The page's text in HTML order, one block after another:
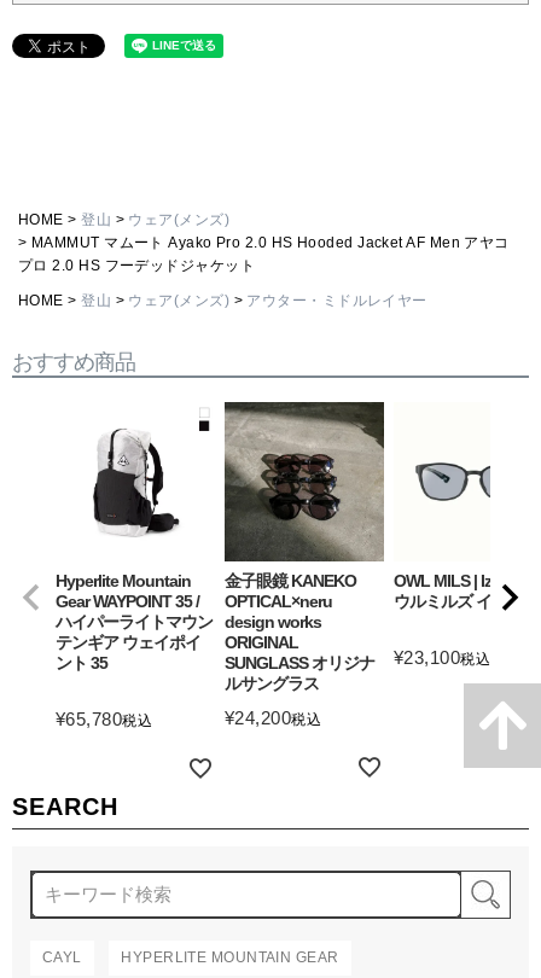
SEARCH
CAYL HYPERLITE MOUNTAIN GEAR
HOME 登山
ウェア(メンズ)
MAMMUT マムート Ayako Pro 2.0 HS Hooded Jacket AF Men アヤコ
プロ 2.0 HS フーデッドジャケット
HOME 登山 ウェア(メンズ) アウター・ミドルレイヤー
おすすめ商品
Hyperlite Mountain
Gear WAYPOINT 35 /
ハイパーライトマウン
テンギア ウェイポイ
ント 35
¥65,780税込
金子眼鏡 KANEKO
OPTICAL×neru
design works
ORIGINAL
SUNGLASS オリジナ
ルサングラス
¥24,200税込
OWL MILS | Izanagi
ウルミルズ イザナギ
¥23,100税込
詳細を見る